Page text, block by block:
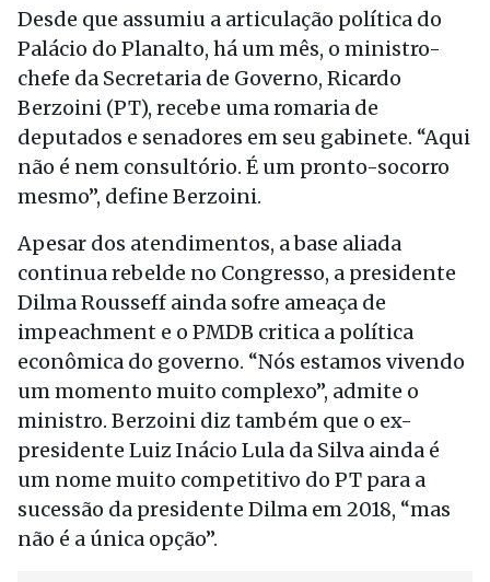
Desde que assumiu a articulação política do
Palácio do Planalto, há um mês, o ministro-
chefe da Secretaria de Governo, Ricardo
Berzoini (PT), recebe uma romaria de
deputados e senadores em seu gabinete. “Aqui
não é nem consultório. É um pronto-socorro
mesmo”, define Berzoini.
Apesar dos atendimentos, a base aliada
continua rebelde no Congresso, a presidente
Dilma Rousseff ainda sofre ameaça de
impeachment e o PMDB critica a política
econômica do governo. “Nós estamos vivendo
um momento muito complexo”, admite o
ministro. Berzoini diz também que o ex-
presidente Luiz Inácio Lula da Silva ainda é
um nome muito competitivo do PT para a
sucessão da presidente Dilma em 2018, “mas
não é a única opção”.